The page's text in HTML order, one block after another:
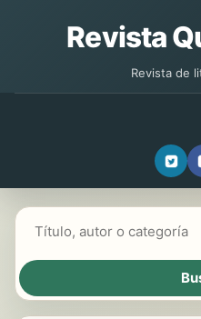
Revista
Revista de